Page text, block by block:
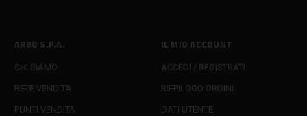
ARBO S.P.A.
CHI SIAMO
RETE VENDITA
PUNTI VENDITA
IL MIO ACCOUNT
ACCEDI / REGISTRATI
RIEPILOGO ORDINI
DATI UTENTE